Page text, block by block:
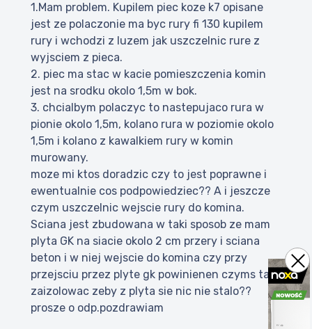
1.Mam problem. Kupilem piec koze k7 opisane
jest ze polaczonie ma byc rury fi 130 kupilem
rury i wchodzi z luzem jak uszczelnic rure z
wyjsciem z pieca.
2. piec ma stac w kacie pomieszczenia komin
jest na srodku okolo 1,5m w bok.
3. chcialbym polaczyc to nastepujaco rura w
pionie okolo 1,5m, kolano rura w poziomie okolo
1,5m i kolano z kawalkiem rury w komin
murowany.
moze mi ktos doradzic czy to jest poprawne i
ewentualnie cos podpowiedziec?? A i jeszcze
czym uszczelnic wejscie rury do komina.
Sciana jest zbudowana w taki sposob ze mam
plyta GK na siacie okolo 2 cm przery i sciana
beton i w niej wejscie do komina czy przy
przejsciu przez plyte gk powinienen czyms tam
zaizolowac zeby z plyta sie nic nie stalo??
prosze o odp.pozdrawiam